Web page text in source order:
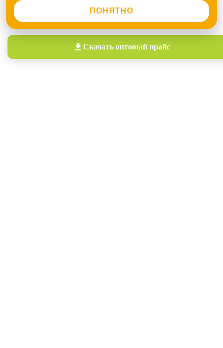
ПОНЯТНО
Скачать оптовый прайс